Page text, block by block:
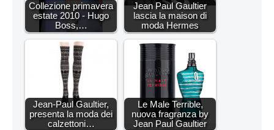
Collezione primavera
estate 2010 - Hugo
Boss,…
Jean Paul Gaultier
lascia la maison di
moda Hermes
Jean-Paul Gaultier,
presenta la moda dei
calzettoni…
Le Male Terrible,
nuova fragranza by
Jean Paul Gaultier